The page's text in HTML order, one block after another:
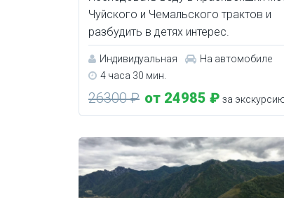
Чуйского и Чемальского трактов и
разбудить в детях интерес.
Индивидуальная
На автомобиле
4 часа 30 мин.
26300 ₽ от 24985 ₽ за